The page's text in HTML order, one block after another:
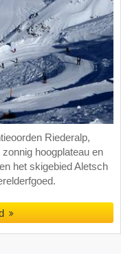
Riederalp,
hoogplateau en
het skigebied Aletsch